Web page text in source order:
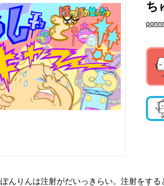
ち
ぽんりんは注射がだいっきらい。注射をする